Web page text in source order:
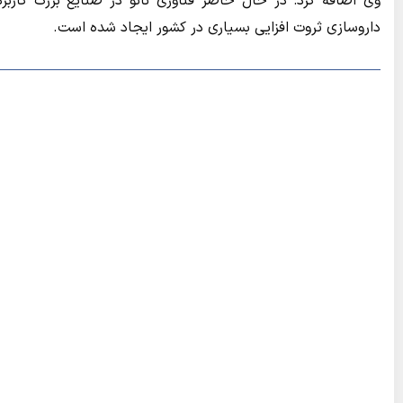
داروسازی ثروت افزایی بسیاری در کشور ایجاد شده است.